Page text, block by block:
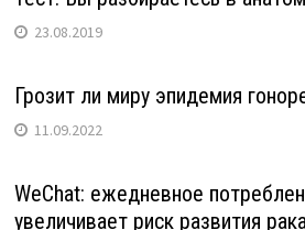
23.08.2019
Грозит ли миру эпидемия
11.09.2022
WeChat: ежедневное
увеличивает риск развития